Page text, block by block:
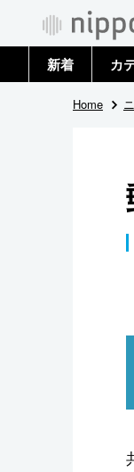
新着 カ
政
国際
科
暮
Home